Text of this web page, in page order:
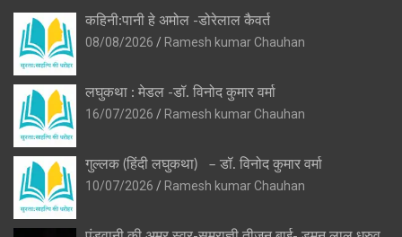
कहिनी:पानी हे अमोल -डोरेलाल कैवर्त
08/08/2026
Ramesh kumar Chauhan
लघुकथा : मेडल -डॉ. विनोद कुमार वर्मा
16/07/2026
Ramesh kumar Chauhan
गुल्लक (हिंदी लघुकथा) – डॉ. विनोद कुमार वर्मा
10/07/2026
Ramesh kumar Chauhan